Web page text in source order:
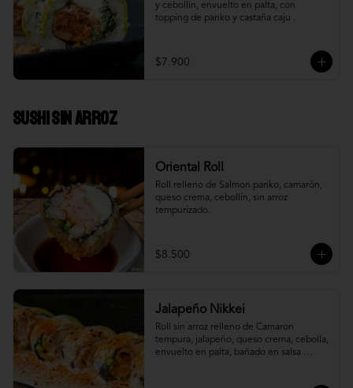
y cebollín, envuelto en palta, con
topping de panko y castaña caju .
$7.900
Sushi Sin Arroz
Oriental Roll
Roll relleno de Salmon panko, camarón,
queso crema, cebollín, sin arroz
tempurizado.
$8.500
Jalapeño Nikkei
Roll sin arroz relleno de Camaron
tempura, jalapeño, queso crema, cebolla,
envuelto en palta, bañado en salsa